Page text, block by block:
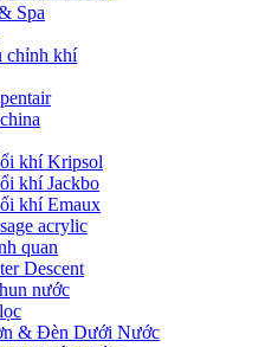
Spa
chỉnh khí
khí Kripsol
khí Jackbo
khí Emaux
acrylic
quan
Descent
nước
& Đèn Dưới Nước